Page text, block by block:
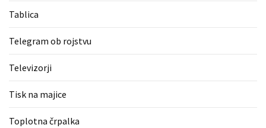
Tablica
Telegram ob rojstvu
Televizorji
Tisk na majice
Toplotna črpalka